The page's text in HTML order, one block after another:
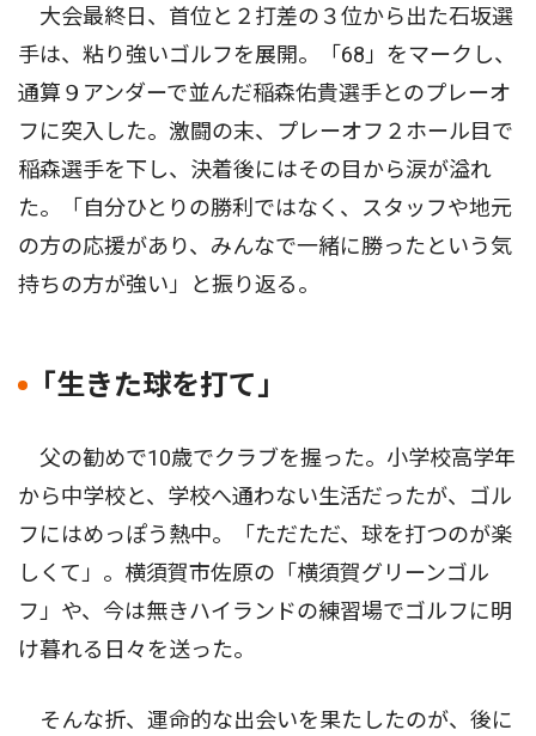
大会最終日、首位と２打差の３位から出た石坂選
手は、粘り強いゴルフを展開。「68」をマークし、
通算９アンダーで並んだ稲森佑貴選手とのプレーオ
フに突入した。激闘の末、プレーオフ２ホール目で
稲森選手を下し、決着後にはその目から涙が溢れ
た。「自分ひとりの勝利ではなく、スタッフや地元
の方の応援があり、みんなで一緒に勝ったという気
持ちの方が強い」と振り返る。
｢生きた球を打て｣
父の勧めで10歳でクラブを握った。小学校高学年
から中学校と、学校へ通わない生活だったが、ゴル
フにはめっぽう熱中。「ただただ、球を打つのが楽
しくて」。横須賀市佐原の「横須賀グリーンゴル
フ」や、今は無きハイランドの練習場でゴルフに明
け暮れる日々を送った。
そんな折、運命的な出会いを果たしたのが、後に